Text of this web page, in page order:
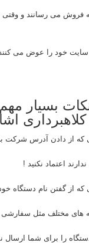
میلیون به فروش می رسانند و
سایت خود را عوض می
بسیار
که از دادن آدرس شرکت
اعتماد نکنید !
از گفتن نام دستگاه
های مختلف مثل
را برای شما ارسال